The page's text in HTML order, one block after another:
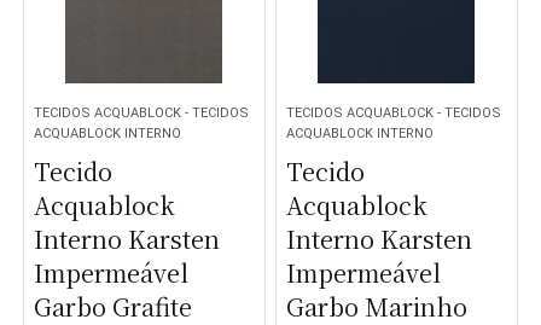
TECIDOS ACQUABLOCK - TECIDOS
ACQUABLOCK INTERNO
Tecido
Acquablock
Interno Karsten
Impermeável
Garbo Grafite
TECIDOS ACQUABLOCK - TECIDOS
ACQUABLOCK INTERNO
Tecido
Acquablock
Interno Karsten
Impermeável
Garbo Marinho